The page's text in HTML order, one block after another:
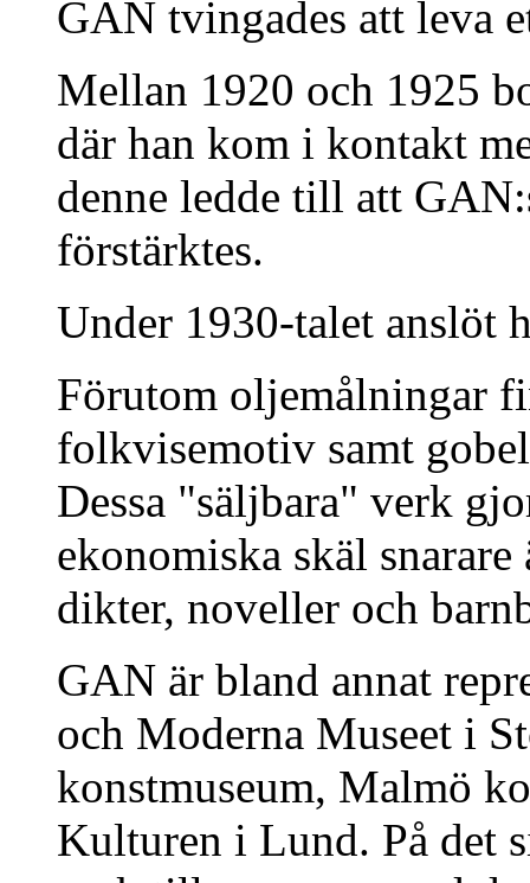
GAN tvingades att leva
Mellan 1920 och 1925
där han kom i kontakt
denne ledde till att
förstärktes.
Under 1930-talet anslöt
Förutom oljemålningar
folkvisemotiv samt
Dessa "säljbara" verk
ekonomiska skäl
dikter, noveller och
GAN är bland annat
och Moderna Museet i
konstmuseum, Malmö
Kulturen i Lund. På det